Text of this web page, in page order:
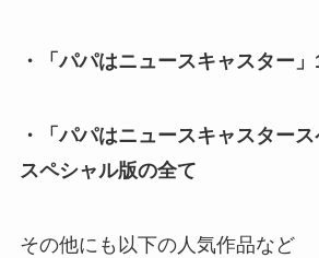
・「パパはニュースキャスター
・「パパはニュースキャスター
スペシャル版の全て
その他にも以下の人気作品など